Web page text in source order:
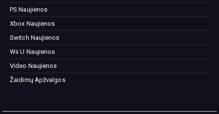
PS Naujienos
Xbox Naujienos
Switch Naujienos
Wii U Naujienos
Video Naujienos
Žaidimų Apžvalgos